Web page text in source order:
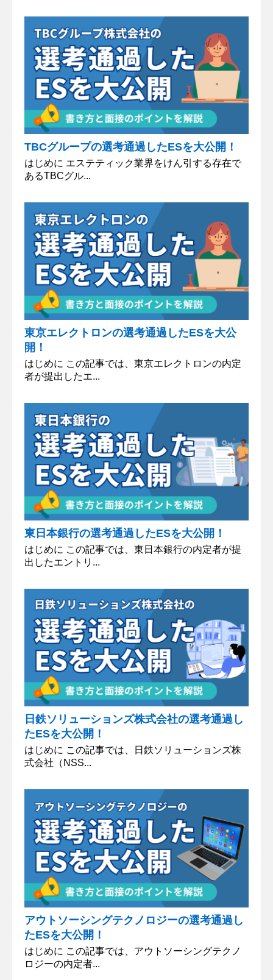
TBCグループの選考通過したESを大公開！
はじめに エステティック業界をけん引する存在で
あるTBCグル...
東京エレクトロンの選考通過したESを大公
開！
はじめに この記事では、東京エレクトロンの内定
者が提出したエ...
東日本銀行の選考通過したESを大公開！
はじめに この記事では、東日本銀行の内定者が提
出したエントリ...
日鉄ソリューションズ株式会社の選考通過し
たESを大公開！
はじめに この記事では、日鉄ソリューションズ株
式会社（NSS...
アウトソーシングテクノロジーの選考通過し
たESを大公開！
はじめに この記事では、アウトソーシングテクノ
ロジーの内定者...